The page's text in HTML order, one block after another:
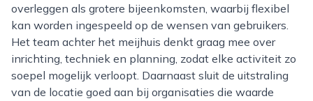
overleggen als grotere bijeenkomsten, waarbij flexibel
kan worden ingespeeld op de wensen van gebruikers.
Het team achter het meijhuis denkt graag mee over
inrichting, techniek en planning, zodat elke activiteit zo
soepel mogelijk verloopt. Daarnaast sluit de uitstraling
van de locatie goed aan bij organisaties die waarde